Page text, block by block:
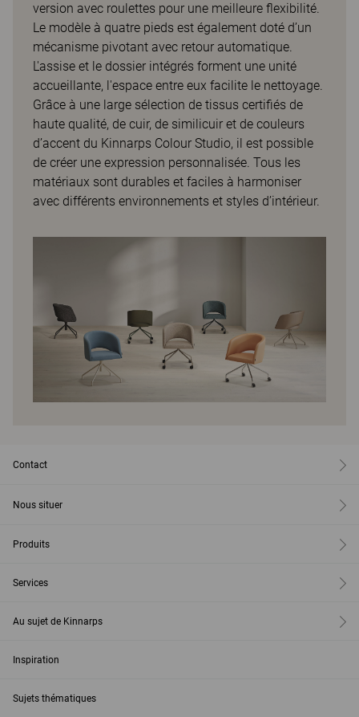
version avec roulettes pour une meilleure flexibilité.
Le modèle à quatre pieds est également doté d’un
mécanisme pivotant avec retour automatique.
L'assise et le dossier intégrés forment une unité
accueillante, l'espace entre eux facilite le nettoyage.
Grâce à une large sélection de tissus certifiés de
haute qualité, de cuir, de similicuir et de couleurs
d’accent du Kinnarps Colour Studio, il est possible
de créer une expression personnalisée. Tous les
matériaux sont durables et faciles à harmoniser
avec différents environnements et styles d’intérieur.
Contact
Nous situer
Produits
Services
Au sujet de Kinnarps
Inspiration
Sujets thématiques